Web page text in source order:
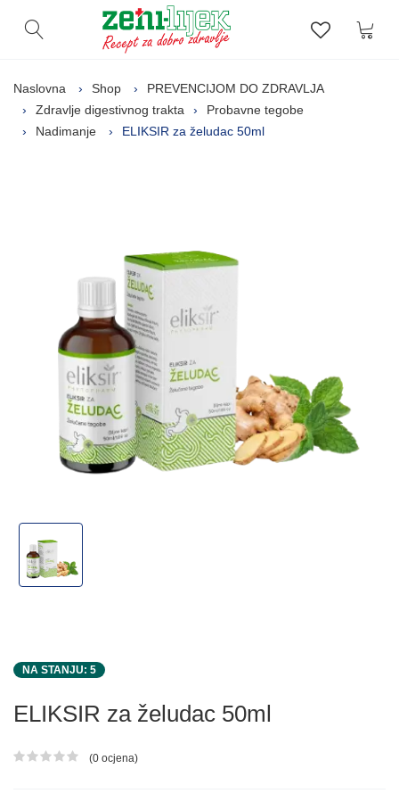
Otvori pretragu Lista
Naslovna Shop
PREVENCIJOM DO ZDRAVLJA
Zdravlje digestivnog trakta
Probavne tegobe
Nadimanje
ELIKSIR za želudac 50ml
NA STANJU: 5
ELIKSIR za želudac 50ml
Ocjena proizvoda
(0 ocjena)